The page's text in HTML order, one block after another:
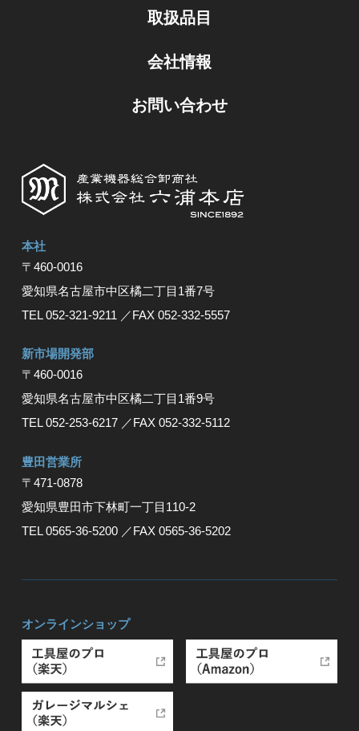
取扱品目
会社情報
お問い合わせ
本社
〒460-0016
愛知県名古屋市中区橘⼆丁⽬1番7号
TEL 052-321-9211 ／FAX 052-332-5557
新市場開発部
〒460-0016
愛知県名古屋市中区橘二丁目1番9号
TEL 052-253-6217 ／FAX 052-332-5112
豊⽥営業所
〒471-0878
愛知県豊⽥市下林町⼀丁⽬110-2
TEL 0565-36-5200 ／FAX 0565-36-5202
オンラインショップ